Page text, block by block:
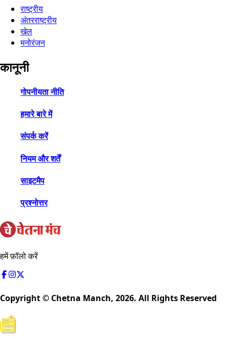
राष्ट्रीय
अंतरराष्ट्रीय
खेल
मनोरंजन
कानूनी
गोपनीयता नीति
हमारे बारे में
संपर्क करें
नियम और शर्तें
साइटमैप
प्रश्नोत्तर
हमें फ़ॉलो करें
Copyright © Chetna Manch, 2026. All Rights Reserved